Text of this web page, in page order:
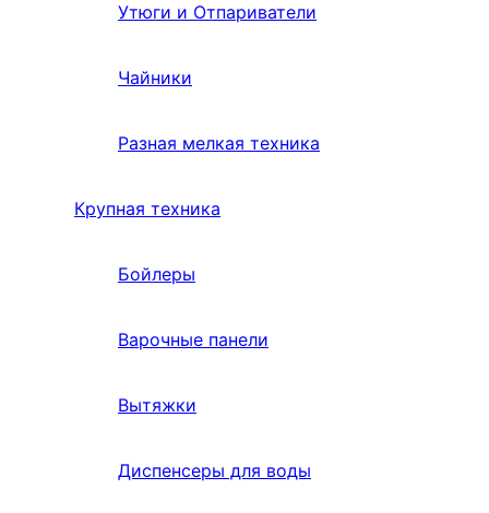
Утюги и Отпариватели
Чайники
Разная мелкая техника
Крупная техника
Бойлеры
Варочные панели
Вытяжки
Диспенсеры для воды